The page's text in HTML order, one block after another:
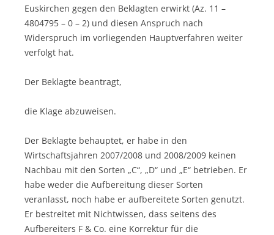
Euskirchen gegen den Beklagten erwirkt (Az. 11 –
4804795 – 0 – 2) und diesen Anspruch nach
Widerspruch im vorliegenden Hauptverfahren weiter
verfolgt hat.
Der Beklagte beantragt,
die Klage abzuweisen.
Der Beklagte behauptet, er habe in den
Wirtschaftsjahren 2007/2008 und 2008/2009 keinen
Nachbau mit den Sorten „C“, „D“ und „E“ betrieben. Er
habe weder die Aufbereitung dieser Sorten
veranlasst, noch habe er aufbereitete Sorten genutzt.
Er bestreitet mit Nichtwissen, dass seitens des
Aufbereiters F & Co. eine Korrektur für die